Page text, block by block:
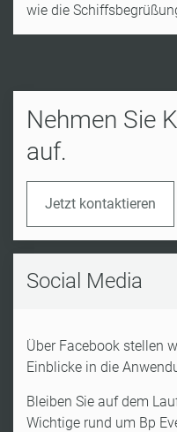
wie die
Nehmen Sie
auf.
Jetzt kontaktieren
Social Media
Über Facebook stellen
Einblicke in die
Bleiben Sie auf dem
Wichtige rund um Bp